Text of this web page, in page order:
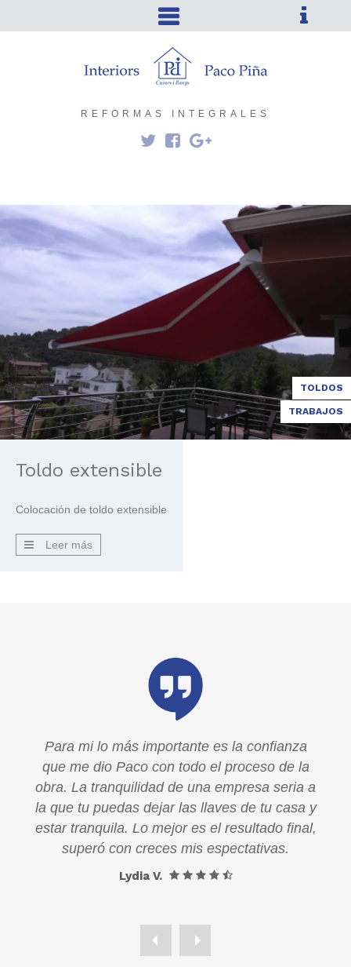
REFORMAS INTEGRALES
TOLDOS
TRABAJOS
Toldo extensible
Colocación de toldo extensible
Leer más
Para mi lo más importante es la confianza
que me dio Paco con todo el proceso de la
obra. La tranquilidad de una empresa seria a
la que tu puedas dejar las llaves de tu casa y
estar tranquila. Lo mejor es el resultado final,
superó con creces mis espectativas.
Lydia V.